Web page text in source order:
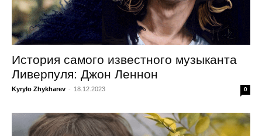
История самого известного музыканта
Ливерпуля: Джон Леннон
Kyrylo Zhykharev - 18.12.2023 0